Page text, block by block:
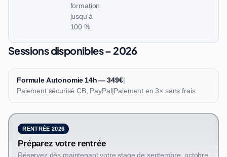
formation
jusqu'à
100 %
Sessions disponibles – 2026
Formule Autonomie 14h — 349€|
Paiement sécurisé CB, PayPal|Paiement en 3× sans frais
RENTRÉE 2026
Préparez votre rentrée